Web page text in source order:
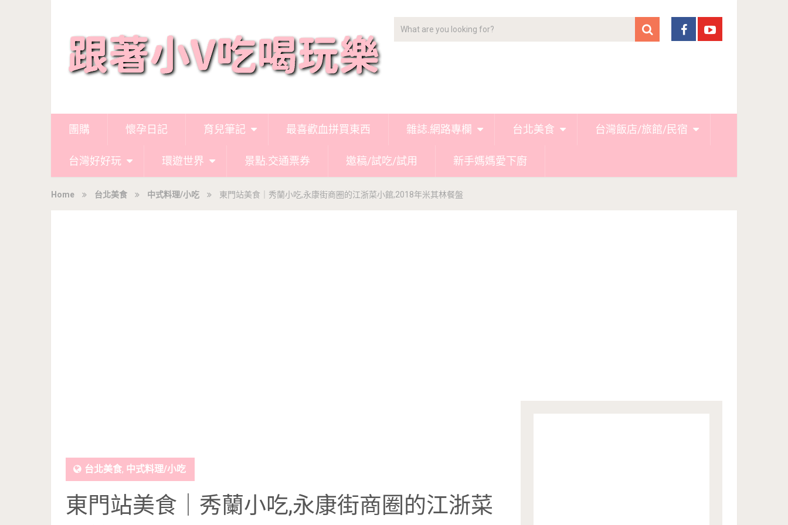
團購 懷孕日記 育兒筆記 最喜歡血拼買東西 雜誌.網路專欄 台北美食 台灣飯店/旅館/民宿
台灣好好玩 環遊世界 景點.交通票券 邀稿/試吃/試用 新手媽媽愛下廚
Home 台北美食 中式料理/小吃 東門站美食｜秀蘭小吃,永康街商圈的江浙菜小館,2018年米其林餐盤
台北美食, 中式料理/小吃
東門站美食｜秀蘭小吃,永康街商圈的江浙菜